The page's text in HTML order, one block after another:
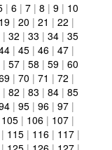
| 6 | 7 | 8 | 9 | 10
19 | 20 | 21 | 22 |
| 32 | 33 | 34 | 35
| 45 | 46 | 47 |
| 57 | 58 | 59 | 60
| 70 | 71 | 72 |
| 82 | 83 | 84 | 85
| 95 | 96 | 97 |
105 | 106 | 107 |
| 115 | 116 | 117 |